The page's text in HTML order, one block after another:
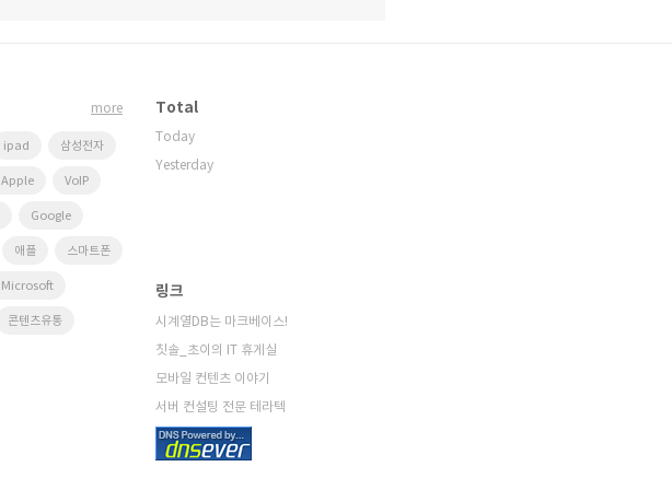
ipad 삼성전자
Apple VoIP
Google
애플 스마트폰
Microsoft
콘텐츠유통
more Total
Today
Yesterday
링크
시계열DB는 마크베이스!
칫솔_초이의 IT 휴게실
모바일 컨텐츠 이야기
서버 컨설팅 전문 테라텍